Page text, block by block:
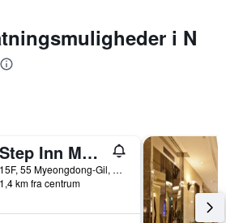
i N
Step Inn Myeongdong 1
15F, 55 Myeongdong-Gil, Seoul, Sydkorea
1,4 km fra centrum